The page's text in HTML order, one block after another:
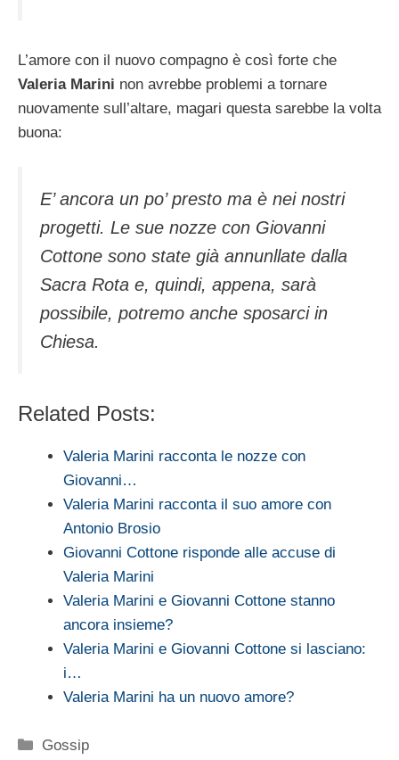
L’amore con il nuovo compagno è così forte che
Valeria Marini non avrebbe problemi a tornare
nuovamente sull’altare, magari questa sarebbe la volta
buona:
E’ ancora un po’ presto ma è nei nostri
progetti. Le sue nozze con Giovanni
Cottone sono state già annunllate dalla
Sacra Rota e, quindi, appena, sarà
possibile, potremo anche sposarci in
Chiesa.
Related Posts:
Valeria Marini racconta le nozze con
Giovanni…
Valeria Marini racconta il suo amore con
Antonio Brosio
Giovanni Cottone risponde alle accuse di
Valeria Marini
Valeria Marini e Giovanni Cottone stanno
ancora insieme?
Valeria Marini e Giovanni Cottone si lasciano:
i…
Valeria Marini ha un nuovo amore?
Categorie
Gossip